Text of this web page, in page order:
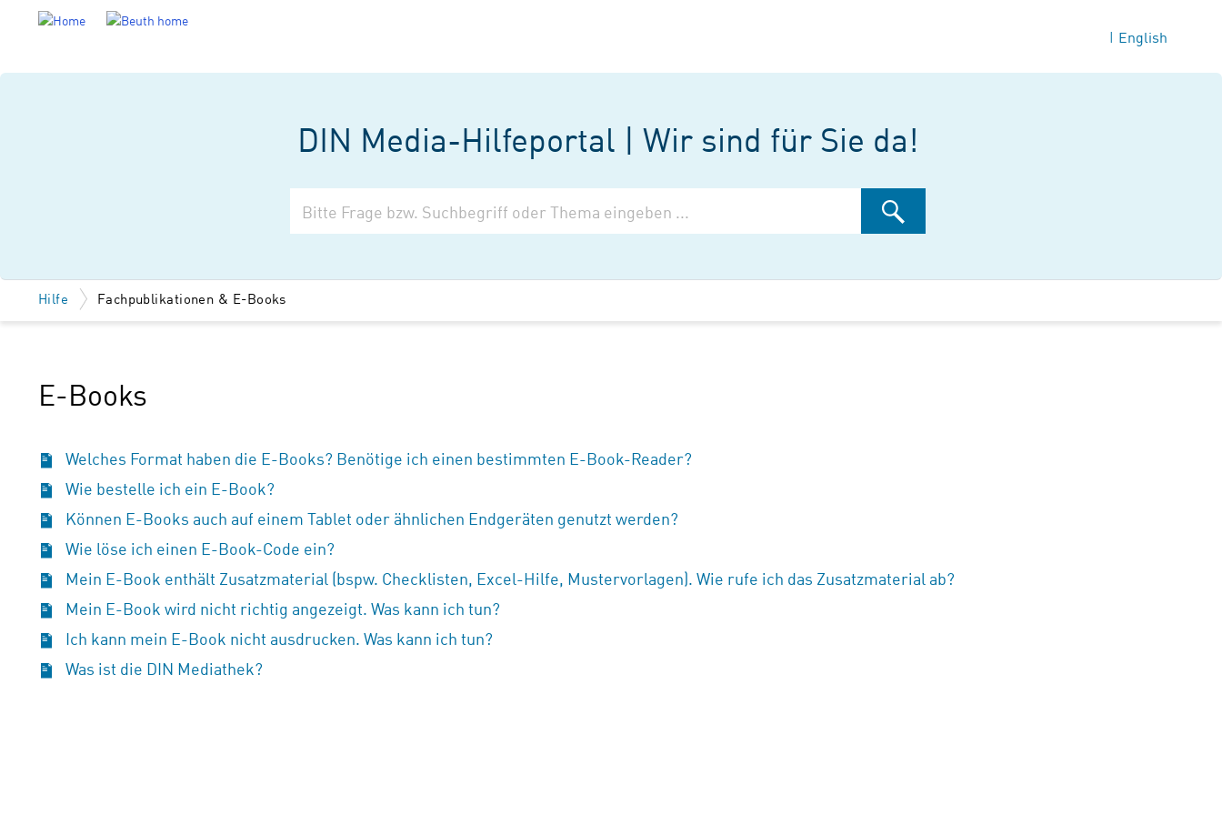
| English
DIN Media-Hilfeportal | Wir sind für Sie da!
Hilfe Fachpublikationen & E-Books
E-Books
Welches Format haben die E-Books? Benötige ich einen bestimmten E-Book-Reader?
Wie bestelle ich ein E-Book?
Können E-Books auch auf einem Tablet oder ähnlichen Endgeräten genutzt werden?
Wie löse ich einen E-Book-Code ein?
Mein E-Book enthält Zusatzmaterial (bspw. Checklisten, Excel-Hilfe, Mustervorlagen). Wie rufe ich das Zusatzmaterial ab?
Mein E-Book wird nicht richtig angezeigt. Was kann ich tun?
Ich kann mein E-Book nicht ausdrucken. Was kann ich tun?
Was ist die DIN Mediathek?